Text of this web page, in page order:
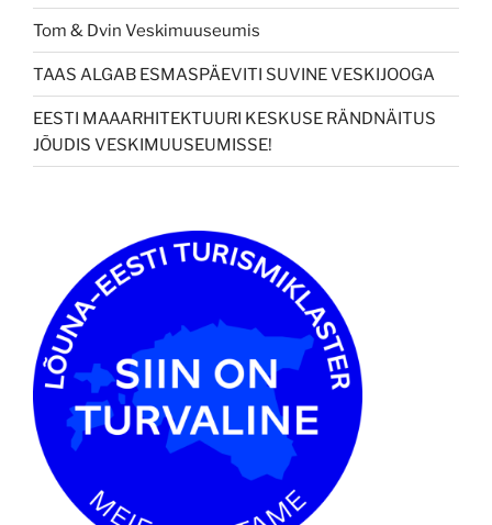
Tom & Dvin Veskimuuseumis
TAAS ALGAB ESMASPÄEVITI SUVINE VESKIJOOGA
EESTI MAAARHITEKTUURI KESKUSE RÄNDNÄITUS
JÕUDIS VESKIMUUSEUMISSE!